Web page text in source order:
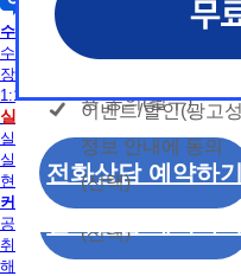
수강신청
수강신청
장바구니
1:1 문의
실습
수강신청
실습안내
실습장소 알아보기
현재 모집중인 실습일정
커뮤니티
공지사항
취업정보
해커스 후기
개인정보 수집/이용
동의
개인정보 수집 및
용 동의(필수)
이벤트/할인(광고
정보 안내에 동의
(선택)
모두 동의합니다.
개인정보 수집 및
용 동의(필수)
이벤트/할인(광고
정보 안내에 동의
(선택)
전화상담 예약하기
신상품이나 이벤
는 최적의 서비스
(해커스교육그룹: 해
커스일본어, 해커스
찰, 해커스소방, 해커
2. (필수)이름, 휴대
(선택) 제출된 상담
3. 개인정보 보
신상품이나 이벤
는 최적의 서비스
(해커스교육그룹: 해
커스일본어, 해커스
찰, 해커스소방, 해커
2. (필수)이름, 휴대
(선택) 제출된 상담
3. 개인정보 보
신상품이나 이벤
는 최적의 서비스
(해커스교육그룹: 해
커스일본어, 해커스
찰, 해커스소방, 해커
2. (필수)이름, 휴대
(선택) 제출된 상담
3. 개인정보 보